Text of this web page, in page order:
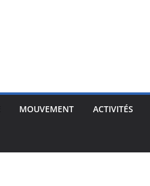
MOUVEMENT ACTIVITÉS